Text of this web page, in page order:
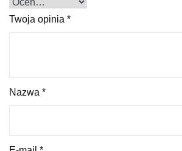
Twoja opinia *
Nazwa *